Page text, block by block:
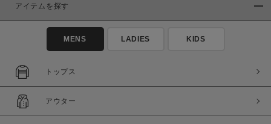
アイテムを探す
MENS LADIES KIDS
トップス
アウター